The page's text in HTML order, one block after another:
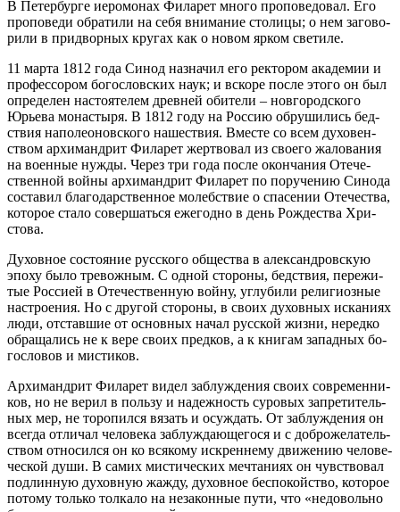
В Пе­тер­бур­ге иеро­мо­нах Фила­рет мно­го про­по­ве­до­вал. Его
про­по­ве­ди об­ра­ти­ли на се­бя вни­ма­ние сто­ли­цы; о нем за­го­во­
ри­ли в при­двор­ных кру­гах как о но­вом яр­ком све­ти­ле.
11 мар­та 1812 го­да Си­нод на­зна­чил его рек­то­ром ака­де­мии и
про­фес­со­ром бо­го­слов­ских на­ук; и вско­ре по­сле это­го он был
опре­де­лен на­сто­я­те­лем древ­ней оби­те­ли – нов­го­род­ско­го
Юрье­ва мо­на­сты­ря. В 1812 го­ду на Рос­сию об­ру­ши­лись бед­
ствия на­по­лео­нов­ско­го на­ше­ствия. Вме­сте со всем ду­хо­вен­
ством ар­хи­манд­рит Фила­рет жерт­во­вал из сво­е­го жа­ло­ва­ния
на во­ен­ные нуж­ды. Через три го­да по­сле окон­ча­ния Оте­че­
ствен­ной вой­ны ар­хи­манд­рит Фила­рет по по­ру­че­нию Си­но­да
со­ста­вил бла­годар­ствен­ное мо­леб­ствие о спа­се­нии Оте­че­ства,
ко­то­рое ста­ло со­вер­шать­ся еже­год­но в день Рож­де­ства Хри­
сто­ва.
Ду­хов­ное со­сто­я­ние рус­ско­го об­ще­ства в алек­сан­дров­скую
эпо­ху бы­ло тре­вож­ным. С од­ной сто­ро­ны, бед­ствия, пе­ре­жи­
тые Рос­си­ей в Оте­че­ствен­ную вой­ну, углу­би­ли ре­ли­ги­оз­ные
на­стро­е­ния. Но с дру­гой сто­ро­ны, в сво­их ду­хов­ных ис­ка­ни­ях
лю­ди, от­став­шие от ос­нов­ных на­чал рус­ской жиз­ни, неред­ко
об­ра­ща­лись не к ве­ре сво­их пред­ков, а к кни­гам за­пад­ных бо­
го­сло­вов и ми­сти­ков.
Ар­хи­манд­рит Фила­рет ви­дел за­блуж­де­ния сво­их совре­мен­ни­
ков, но не ве­рил в поль­зу и на­деж­ность су­ро­вых за­пре­ти­тель­
ных мер, не то­ро­пил­ся вя­зать и осуж­дать. От за­блуж­де­ния он
все­гда от­ли­чал че­ло­ве­ка за­блуж­да­ю­ще­го­ся и с доб­ро­же­ла­тель­
ством от­но­сил­ся он ко вся­ко­му ис­крен­не­му дви­же­нию че­ло­ве­
че­ской ду­ши. В са­мих ми­сти­че­ских меч­та­ни­ях он чув­ство­вал
под­лин­ную ду­хов­ную жаж­ду, ду­хов­ное бес­по­кой­ство, ко­то­рое
по­то­му толь­ко тол­ка­ло на неза­кон­ные пу­ти, что «недо­воль­но